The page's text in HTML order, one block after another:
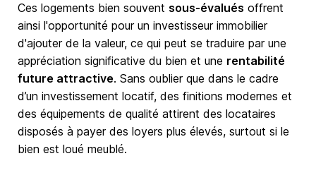
Ces logements bien souvent sous-évalués offrent
ainsi l'opportunité pour un investisseur immobilier
d'ajouter de la valeur, ce qui peut se traduire par une
appréciation significative du bien et une rentabilité
future attractive. Sans oublier que dans le cadre
d’un investissement locatif, des finitions modernes et
des équipements de qualité attirent des locataires
disposés à payer des loyers plus élevés, surtout si le
bien est loué meublé.